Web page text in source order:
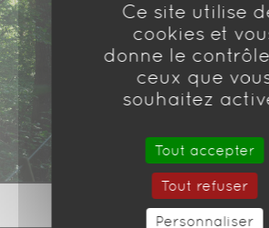
Ce site utilise
cookies et
donne le
ceux que
souhaitez
Tout accepter
Tout refuser
Personnaliser